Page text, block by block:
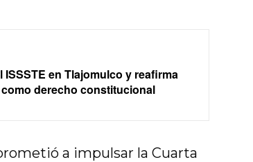
en Tlajomulco y reafirma
derecho constitucional
a impulsar la Cuarta